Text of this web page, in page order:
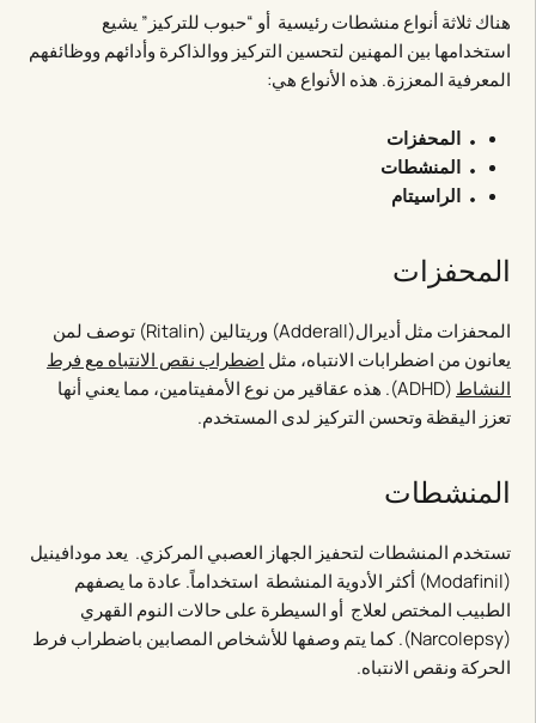
هناك ثلاثة أنواع منشطات رئيسية أو “حبوب للتركيز” يشيع
استخدامها بين المهنين لتحسين التركيز ووالذاكرة وأدائهم ووظائفهم
المعرفية المعززة. هذه الأنواع هي:
المحفزات
المنشطات
الراسيتام
المحفزات
المحفزات مثل أديرال(Adderall) وريتالين (Ritalin) توصف لمن
يعانون من اضطرابات الانتباه، مثل اضطراب نقص الانتباه مع فرط
النشاط
(ADHD). هذه عقاقير من نوع الأمفيتامين، مما يعني أنها
تعزز اليقظة وتحسن التركيز لدى المستخدم.
المنشطات
تستخدم المنشطات لتحفيز الجهاز العصبي المركزي. يعد مودافينيل
(Modafinil) أكثر الأدوية المنشطة استخداماً. عادة ما يصفهم
الطبيب المختص لعلاج أو السيطرة على حالات النوم القهري
(Narcolepsy). كما يتم وصفها للأشخاص المصابين باضطراب فرط
الحركة ونقص الانتباه.